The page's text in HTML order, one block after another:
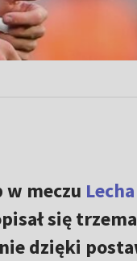
meczu
się trzema
dzięki